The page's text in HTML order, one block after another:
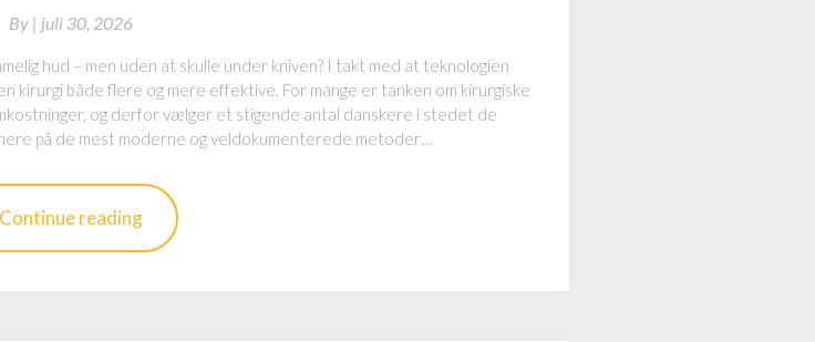
By | juli 30, 2026
hud – men uden at skulle under kniven? I takt med at teknologien
kirurgi både flere og mere effektive. For mange er tanken om kirurgiske
og derfor vælger et stigende antal danskere i stedet de
på de mest moderne og veldokumenterede metoder…
Continue reading